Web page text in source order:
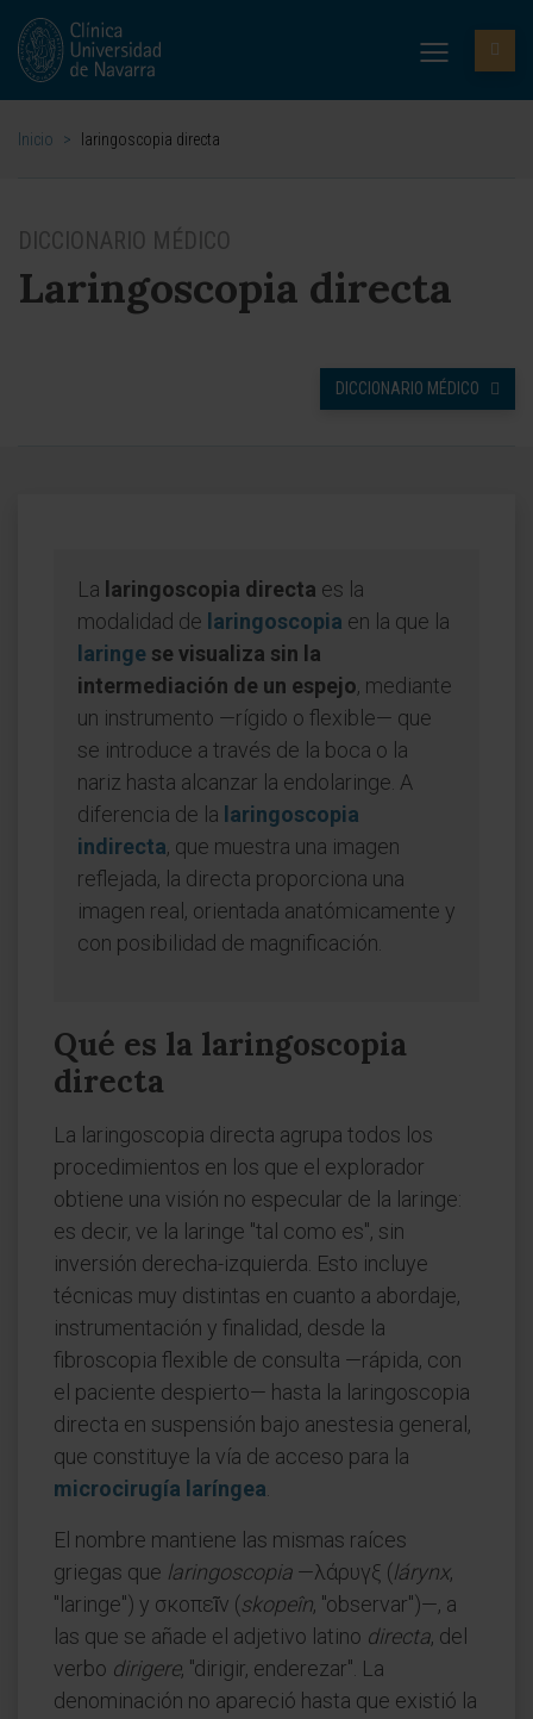
Inicio > laringoscopia directa
DICCIONARIO MÉDICO
Laringoscopia directa
DICCIONARIO MÉDICO
La laringoscopia directa es la
modalidad de laringoscopia en la que la
laringe se visualiza sin la
intermediación de un espejo, mediante
un instrumento —rígido o flexible— que
se introduce a través de la boca o la
nariz hasta alcanzar la endolaringe. A
diferencia de la laringoscopia
indirecta, que muestra una imagen
reflejada, la directa proporciona una
imagen real, orientada anatómicamente y
con posibilidad de magnificación.
Qué es la laringoscopia
directa
La laringoscopia directa agrupa todos los
procedimientos en los que el explorador
obtiene una visión no especular de la laringe:
es decir, ve la laringe "tal como es", sin
inversión derecha-izquierda. Esto incluye
técnicas muy distintas en cuanto a abordaje,
instrumentación y finalidad, desde la
fibroscopia flexible de consulta —rápida, con
el paciente despierto— hasta la laringoscopia
directa en suspensión bajo anestesia general,
que constituye la vía de acceso para la
microcirugía laríngea
El nombre mantiene las mismas raíces
griegas que laringoscopia —λάρυγξ (lárynx,
"laringe") y σκοπεῖν (skopeîn, "observar")—, a
las que se añade el adjetivo latino directa, del
verbo dirigere, "dirigir, enderezar". La
denominación no apareció hasta que existió la